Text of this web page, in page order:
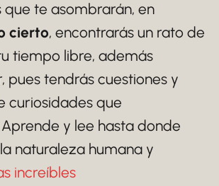
que te asombrarán, en
cierto, encontrarás un rato de
tiempo libre, además
pues tendrás cuestiones y
curiosidades que
y lee hasta donde
naturaleza humana y
increíbles